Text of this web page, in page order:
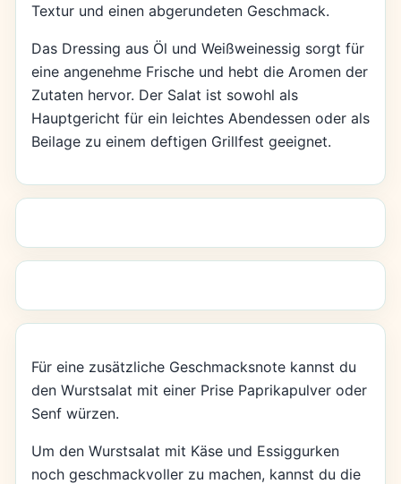
Textur und einen abgerundeten Geschmack.
Das Dressing aus Öl und Weißweinessig sorgt für
eine angenehme Frische und hebt die Aromen der
Zutaten hervor. Der Salat ist sowohl als
Hauptgericht für ein leichtes Abendessen oder als
Beilage zu einem deftigen Grillfest geeignet.
Für eine zusätzliche Geschmacksnote kannst du
den Wurstsalat mit einer Prise Paprikapulver oder
Senf würzen.
Um den Wurstsalat mit Käse und Essiggurken
noch geschmackvoller zu machen, kannst du die